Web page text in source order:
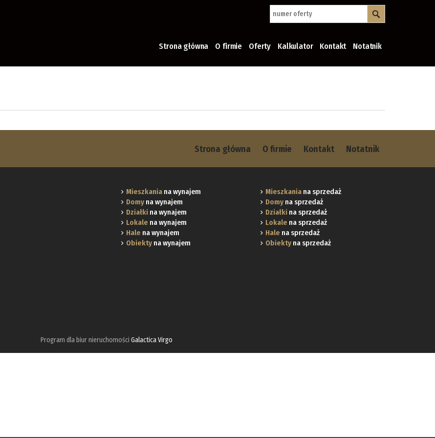
Strona główna O firmie Oferty Kalkulator Kontakt Notatnik
Strona główna O firmie Kontakt Notatnik
Mieszkania na wynajem
Domy na wynajem
Działki na wynajem
Lokale na wynajem
Hale na wynajem
Obiekty na wynajem
Mieszkania na sprzedaż
Domy na sprzedaż
Działki na sprzedaż
Lokale na sprzedaż
Hale na sprzedaż
Obiekty na sprzedaż
Program dla biur nieruchomości Galactica Virgo